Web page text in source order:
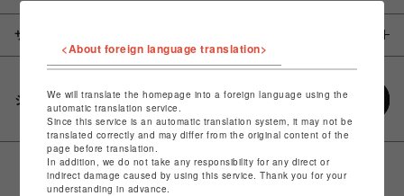
サイズ
シェアする
<About foreign language translation>
We will translate the homepage into a foreign language using the
automatic translation service.
Since this service is an automatic translation system, it may not be
translated correctly and may differ from the original content of the
page before translation.
In addition, we do not take any responsibility for any direct or
indirect damage caused by using this service. Thank you for your
understanding in advance.